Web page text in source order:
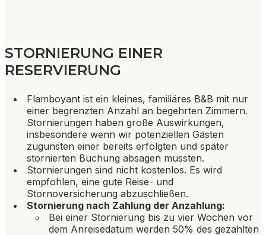
STORNIERUNG EINER
RESERVIERUNG
Flamboyant ist ein kleines, familiäres B&B mit nur
einer begrenzten Anzahl an begehrten Zimmern.
Stornierungen haben große Auswirkungen,
insbesondere wenn wir potenziellen Gästen
zugunsten einer bereits erfolgten und später
stornierten Buchung absagen mussten.
Stornierungen sind nicht kostenlos. Es wird
empfohlen, eine gute Reise- und
Stornoversicherung abzuschließen.
Stornierung nach Zahlung der Anzahlung:
Bei einer Stornierung bis zu vier Wochen vor
dem Anreisedatum werden 50% des gezahlten